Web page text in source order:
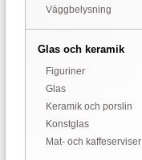
Väggbelysning
Glas och keramik
Figuriner
Glas
Keramik och porslin
Konstglas
Mat- och kaffeserviser